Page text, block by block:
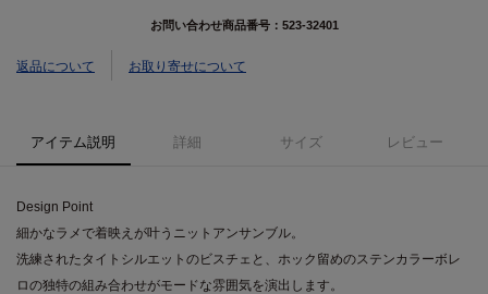
お問い合わせ商品番号： 523-32401
返品について お取り寄せについて
アイテム説明 詳細 サイズ レビュー
Design Point
細かなラメで着映えが叶うニットアンサンブル。
洗練されたタイトシルエットのビスチェと、ホック留めのステンカラーボレ
ロの独特の組み合わせがモードな雰囲気を演出します。